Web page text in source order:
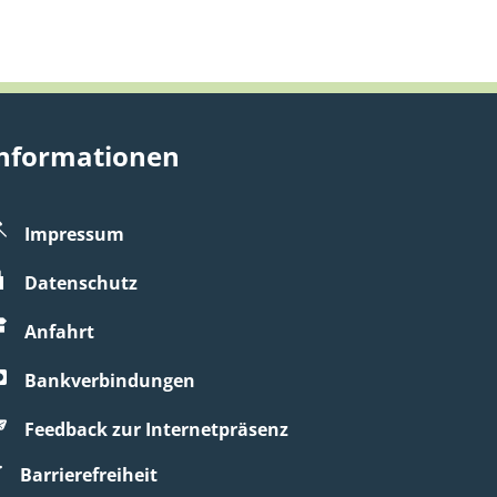
Impressum
Datenschutz
Anfahrt
Bankverbindungen
Feedback zur Internetpräsenz
Barrierefreiheit